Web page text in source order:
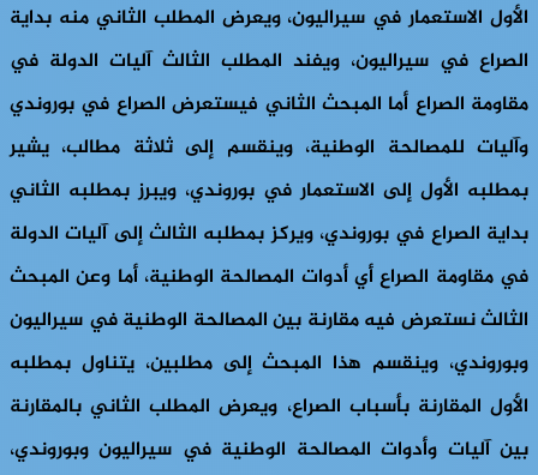
الأول الاستعمار في سيراليون، ويعرض المطلب الثاني منه بداية
الصراع في سيراليون، ويفند المطلب الثالث آليات الدولة في
مقاومة الصراع أما المبحث الثاني فيستعرض الصراع في بوروندي
وآليات للمصالحة الوطنية، وينقسم إلى ثلاثة مطالب، يشير
بمطلبه الأول إلى الاستعمار في بوروندي، ويبرز بمطلبه الثاني
بداية الصراع في بوروندي، ويركز بمطلبه الثالث إلى آليات الدولة
في مقاومة الصراع أي أدوات المصالحة الوطنية، أما وعن المبحث
الثالث نستعرض فيه مقارنة بين المصالحة الوطنية في سيراليون
وبوروندي، وينقسم هذا المبحث إلى مطلبين، يتناول بمطلبه
الأول المقارنة بأسباب الصراع، ويعرض المطلب الثاني بالمقارنة
بين آليات وأدوات المصالحة الوطنية في سيراليون وبوروندي،